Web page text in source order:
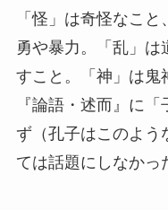
「怪」は奇怪なこ
勇や暴力。「乱」
すこと。「神」は鬼
『論語・述而』に
ず（孔子はこのよう
ては話題にしなかっ